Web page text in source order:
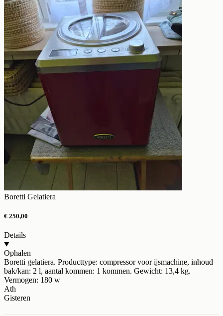
Boretti Gelatiera
€ 250,00
Details
Ophalen
Boretti gelatiera. Producttype: compressor voor ijsmachine, inhoud
bak/kan: 2 l, aantal kommen: 1 kommen. Gewicht: 13,4 kg.
Vermogen: 180 w
Ath
Gisteren